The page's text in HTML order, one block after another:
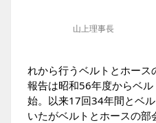
山上理事長
れから行うベルトとホース
報告は昭和56年度からベ
始。以来17回34年間とベ
いたがベルトとホースの